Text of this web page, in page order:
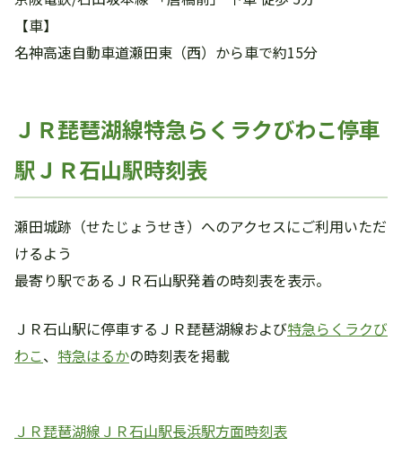
【車】
名神高速自動車道瀬田東（西）から車で約15分
ＪＲ琵琶湖線特急らくラクびわこ停車
駅ＪＲ石山駅時刻表
瀬田城跡（せたじょうせき）へのアクセスにご利用いただ
けるよう
最寄り駅であるＪＲ石山駅発着の時刻表を表示。
ＪＲ石山駅に停車するＪＲ琵琶湖線および特急らくラクび
わこ、 特急はるかの時刻表を掲載
ＪＲ琵琶湖線ＪＲ石山駅長浜駅方面時刻表